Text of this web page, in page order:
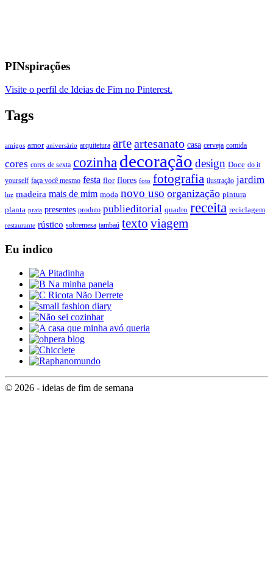
PINspirações
Visite o perfil de Ideias de Fim no Pinterest.
Tags
amigos amor aniversário arquitetura arteartesanato casa cerveja comida
cores cores de sexta cozinhadecoração design Doce do it
yourself faça você mesmo festa flor flores foto fotografia ilustração jardim
luz madeira mais de mim moda novo uso organização pintura
planta praia presentes produto publieditorial quadro receita reciclagem
restaurante rústico sobremesa tambaú texto viagem
Eu indico
© 2026 - ideias de fim de semana